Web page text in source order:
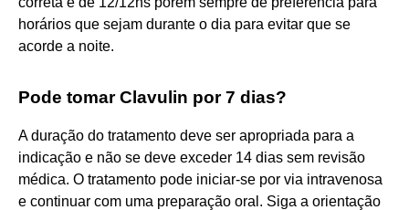
horários que sejam durante o dia para evitar que se
acorde a noite.
Pode tomar Clavulin por 7 dias?
A duração do tratamento deve ser apropriada para a
indicação e não se deve exceder 14 dias sem revisão
médica. O tratamento pode iniciar-se por via intravenosa
e continuar com uma preparação oral. Siga a orientação